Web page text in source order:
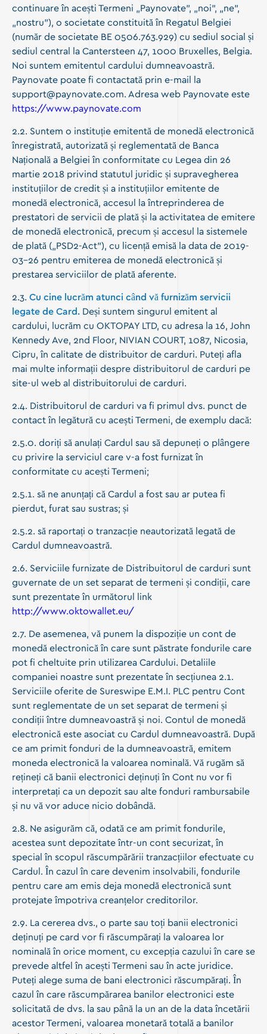
continuare în acești Termeni „Paynovate”, „noi”, „ne”,
„nostru”), o societate constituită în Regatul Belgiei
(număr de societate BE 0506.763.929) cu sediul social și
sediul central la Cantersteen 47, 1000 Bruxelles, Belgia.
Noi suntem emitentul cardului dumneavoastră.
Paynovate poate fi contactată prin e-mail la
support@paynovate.com. Adresa web Paynovate este
https://www.paynovate.com
2.2. Suntem o instituție emitentă de monedă electronică
înregistrată, autorizată și reglementată de Banca
Națională a Belgiei în conformitate cu Legea din 26
martie 2018 privind statutul juridic și supravegherea
instituțiilor de credit și a instituțiilor emitente de
monedă electronică, accesul la întreprinderea de
prestatori de servicii de plată și la activitatea de emitere
de monedă electronică, precum și accesul la sistemele
de plată („PSD2-Act”), cu licență emisă la data de 2019-
03-26 pentru emiterea de monedă electronică și
prestarea serviciilor de plată aferente.
2.3. Cu cine lucrăm atunci când vă furnizăm servicii
legate de Card. Deși suntem singurul emitent al
cardului, lucrăm cu OKTOPAY LTD, cu adresa la 16, John
Kennedy Ave, 2nd Floor, NIVIAN COURT, 1087, Nicosia,
Cipru, în calitate de distribuitor de carduri. Puteți afla
mai multe informații despre distribuitorul de carduri pe
site-ul web al distribuitorului de carduri.
2.4. Distribuitorul de carduri va fi primul dvs. punct de
contact în legătură cu acești Termeni, de exemplu dacă:
2.5.0. doriți să anulați Cardul sau să depuneți o plângere
cu privire la serviciul care v-a fost furnizat în
conformitate cu acești Termeni;
2.5.1. să ne anunțați că Cardul a fost sau ar putea fi
pierdut, furat sau sustras; și
2.5.2. să raportați o tranzacție neautorizată legată de
Cardul dumneavoastră.
2.6. Serviciile furnizate de Distribuitorul de carduri sunt
guvernate de un set separat de termeni și condiții, care
sunt prezentate în următorul link
http://www.oktowallet.eu/
2.7. De asemenea, vă punem la dispoziție un cont de
monedă electronică în care sunt păstrate fondurile care
pot fi cheltuite prin utilizarea Cardului. Detaliile
companiei noastre sunt prezentate în secțiunea 2.1.
Serviciile oferite de Sureswipe E.M.I. PLC pentru Cont
sunt reglementate de un set separat de termeni și
condiții între dumneavoastră și noi. Contul de monedă
electronică este asociat cu Cardul dumneavoastră. După
ce am primit fonduri de la dumneavoastră, emitem
moneda electronică la valoarea nominală. Vă rugăm să
rețineți că banii electronici deținuți în Cont nu vor fi
interpretați ca un depozit sau alte fonduri rambursabile
și nu vă vor aduce nicio dobândă.
2.8. Ne asigurăm că, odată ce am primit fondurile,
acestea sunt depozitate într-un cont securizat, în
special în scopul răscumpărării tranzacțiilor efectuate cu
Cardul. În cazul în care devenim insolvabili, fondurile
pentru care am emis deja monedă electronică sunt
protejate împotriva creanțelor creditorilor.
2.9. La cererea dvs., o parte sau toți banii electronici
deținuți pe card vor fi răscumpărați la valoarea lor
nominală în orice moment, cu excepția cazului în care se
prevede altfel în acești Termeni sau în acte juridice.
Puteți alege suma de bani electronici răscumpărați. În
cazul în care răscumpărarea banilor electronici este
solicitată de dvs. la sau până la un an de la data încetării
acestor Termeni, valoarea monetară totală a banilor